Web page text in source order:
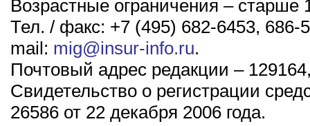
Возрастные ограничения – старше
Тел. / факс: +7 (495) 682-6453, 686-
mail: mig@insur-info.ru.
Почтовый адрес редакции –
Свидетельство о регистрации
26586 от 22 декабря 2006 года.